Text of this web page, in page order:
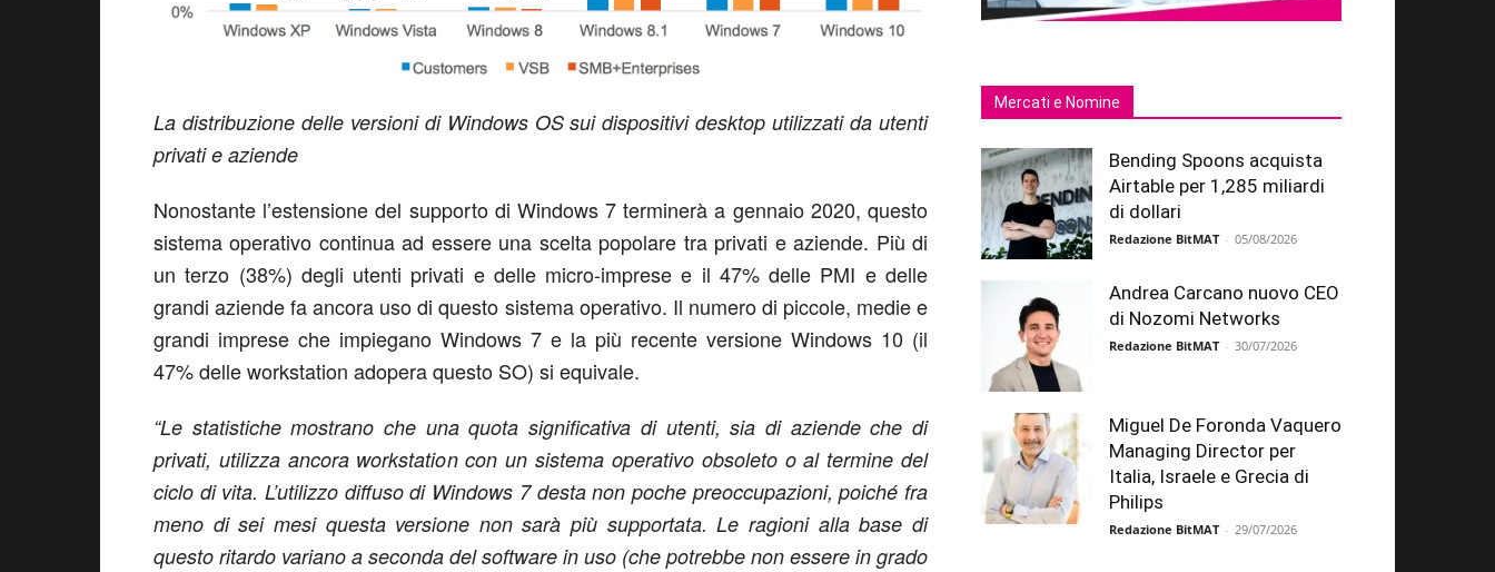
La distribuzione delle versioni di Windows OS sui dispositivi desktop utilizzati da utenti
privati e aziende
Nonostante l’estensione del supporto di Windows 7 terminerà a gennaio 2020, questo
sistema operativo continua ad essere una scelta popolare tra privati e aziende. Più di
un terzo (38%) degli utenti privati e delle micro-imprese e il 47% delle PMI e delle
grandi aziende fa ancora uso di questo sistema operativo. Il numero di piccole, medie e
grandi imprese che impiegano Windows 7 e la più recente versione Windows 10 (il
47% delle workstation adopera questo SO) si equivale.
“Le statistiche mostrano che una quota significativa di utenti, sia di aziende che di
privati, utilizza ancora workstation con un sistema operativo obsoleto o al termine del
ciclo di vita. L’utilizzo diffuso di Windows 7 desta non poche preoccupazioni, poiché fra
meno di sei mesi questa versione non sarà più supportata. Le ragioni alla base di
questo ritardo variano a seconda del software in uso (che potrebbe non essere in grado
Mercati e Nomine
Bending Spoons acquista
Airtable per 1,285 miliardi
di dollari
Redazione BitMAT - 05/08/2026
Andrea Carcano nuovo CEO
di Nozomi Networks
Redazione BitMAT - 30/07/2026
Miguel De Foronda Vaquero
Managing Director per
Italia, Israele e Grecia di
Philips
Redazione BitMAT - 29/07/2026